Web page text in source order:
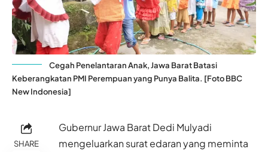
Cegah Penelantaran Anak, Jawa Barat Batasi
Keberangkatan PMI Perempuan yang Punya Balita. [Foto BBC
New Indonesia]
SHARE
Gubernur Jawa Barat Dedi Mulyadi
mengeluarkan surat edaran yang meminta